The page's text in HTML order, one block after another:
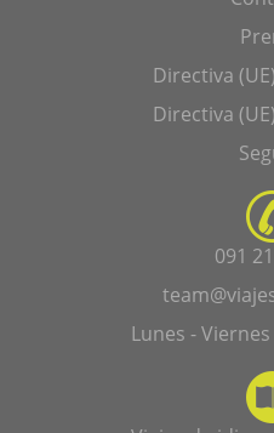
Directiva
Directiva
091
Lunes -